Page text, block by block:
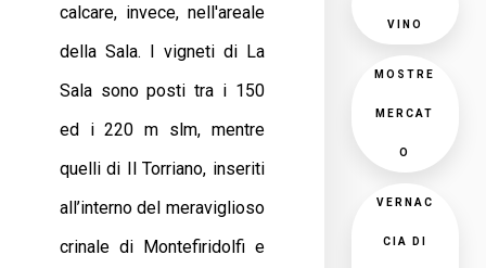
calcare, invece, nell'areale
della Sala. I vigneti di La
Sala sono posti tra i 150
ed i 220 m slm, mentre
quelli di Il Torriano, inseriti
all’interno del meraviglioso
crinale di Montefiridolfi e
VINO
MOSTRE
MERCAT
O
VERNAC
CIA DI